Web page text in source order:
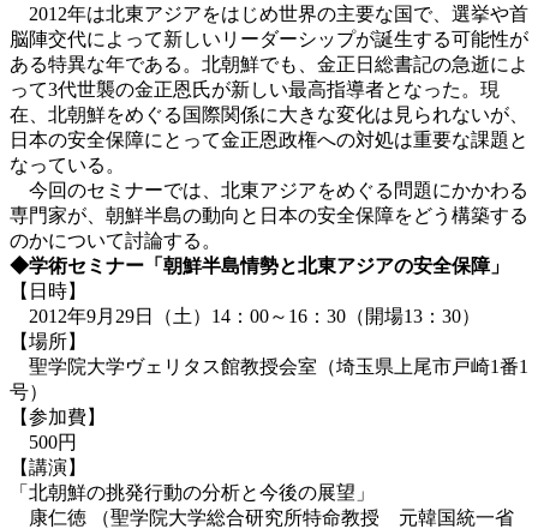
2012年は北東アジアをはじめ世界の主要な国で、選挙や首
脳陣交代によって新しいリーダーシップが誕生する可能性が
ある特異な年である。北朝鮮でも、金正日総書記の急逝によ
って3代世襲の金正恩氏が新しい最高指導者となった。現
在、北朝鮮をめぐる国際関係に大きな変化は見られないが、
日本の安全保障にとって金正恩政権への対処は重要な課題と
なっている。
今回のセミナーでは、北東アジアをめぐる問題にかかわる
専門家が、朝鮮半島の動向と日本の安全保障をどう構築する
のかについて討論する。
◆学術セミナー「朝鮮半島情勢と北東アジアの安全保障」
【日時】
2012年9月29日（土）14：00～16：30（開場13：30）
【場所】
聖学院大学ヴェリタス館教授会室（埼玉県上尾市戸崎1番1
号）
【参加費】
500円
【講演】
「北朝鮮の挑発行動の分析と今後の展望」
康仁徳 （聖学院大学総合研究所特命教授 元韓国統一省